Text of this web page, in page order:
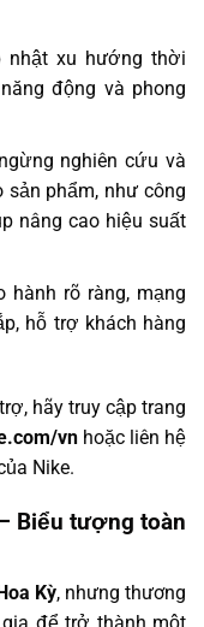
nhật xu hướng thời
động và phong
nghiên cứu và
phẩm, như công
nâng cao hiệu suất
hành rõ ràng, mạng
hỗ trợ khách hàng
hãy truy cập trang
vnhoặc liên hệ
Nike.
Biểu tượng toàn
Kỳ, nhưng thương